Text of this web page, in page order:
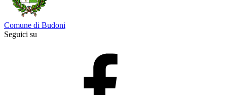
Comune di Budoni
Seguici su